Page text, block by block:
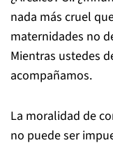
nada más cruel
maternidades no
Mientras ustedes
acompañamos.
La moralidad de
no puede ser